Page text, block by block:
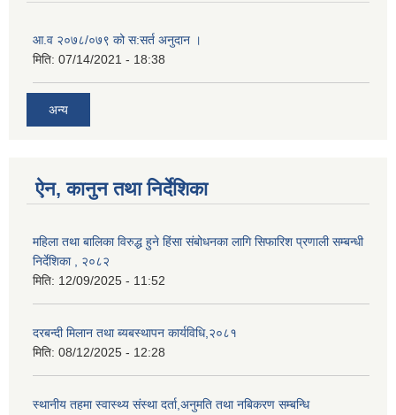
आ.व २०७८/०७९ को स:सर्त अनुदान ।
मिति: 07/14/2021 - 18:38
अन्य
ऐन, कानुन तथा निर्देशिका
महिला तथा बालिका विरुद्ध हुने हिंसा संबोधनका लागि सिफारिश प्रणाली सम्बन्धी
निर्देशिका , २०८२
मिति: 12/09/2025 - 11:52
दरबन्दी मिलान तथा ब्यबस्थापन कार्यविधि,२०८१
मिति: 08/12/2025 - 12:28
स्थानीय तहमा स्वास्थ्य संस्था दर्ता,अनुमति तथा नबिकरण सम्बन्धि